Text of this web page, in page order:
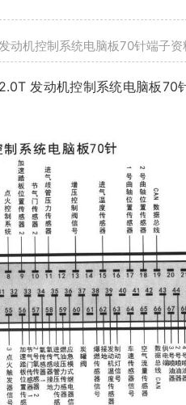
机控制系统电脑板70针端子资
发动机控制系统电脑板70